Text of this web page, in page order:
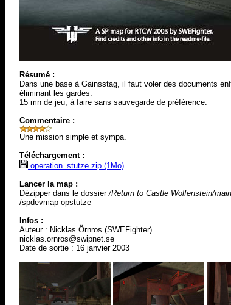
Résumé :
Dans une base à Gainsstag, il faut voler des documents
éliminant les gardes.
15 mn de jeu, à faire sans sauvegarde de préférence.
Commentaire :
Une mission simple et sympa.
Téléchargement :
operation_stutze.zip (1Mo)
Lancer la map :
Dézipper dans le dossier/Return to Castle Wolfenstein/main
/spdevmap opstutze
Infos :
Auteur : Nicklas Örnros (SWEFighter)
nicklas.ornros@swipnet.se
Date de sortie : 16 janvier 2003